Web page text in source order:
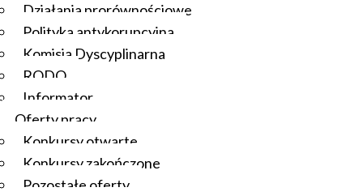
Działania prorównościowe
Polityka antykorupcyjna
Komisja Dyscyplinarna
RODO
Informator
Oferty pracy
Konkursy otwarte
Konkursy zakończone
Pozostałe oferty